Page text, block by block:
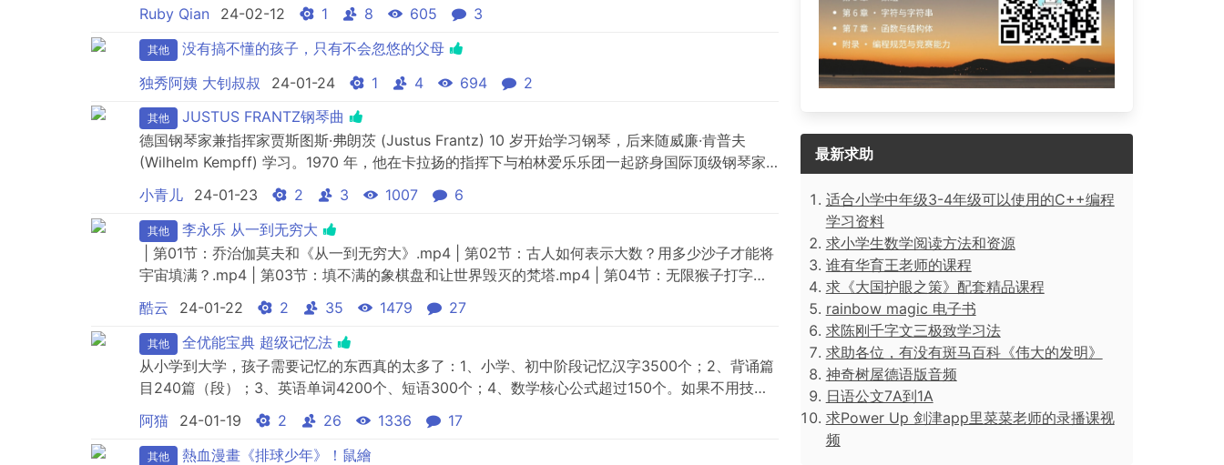
Ruby Qian
24-02-12 1 8 605 3
其他
没有搞不懂的孩子，只有不会忽悠的父母
独秀阿姨 大钊叔叔
24-01-24 1 4 694 2
其他
JUSTUS FRANTZ钢琴曲
德国钢琴家兼指挥家贾斯图斯·弗朗茨 (Justus Frantz) 10 岁开始学习钢琴，后来随威廉·肯普夫
(Wilhelm Kempff) 学习。1970 年，他在卡拉扬的指挥下与柏林爱乐乐团一起跻身国际顶级钢琴家
之列。1975年，他在美国首演音乐会上与伯恩斯坦（Leonard Bernstein）指挥的纽约爱乐乐团合
作，两人还成为终生挚友。 与他合作过的其他指挥家包括卡洛·玛丽亚·朱利尼和鲁...
小青儿 24-01-23 2 3 1007 6
其他
李永乐 从一到无穷大
| 第01节：乔治伽莫夫和《从一到无穷大》.mp4 | 第02节：古人如何表示大数？用多少沙子才能将
宇宙填满？.mp4 | 第03节：填不满的象棋盘和让世界毁灭的梵塔.mp4 | 第04节：无限猴子打字
机.mp4 | 第05节：神奇的希尔伯特旅店.mp4 | 第06节：直线上的点和平面上的点哪个多？.mp4 |
第07节：什么...
酷云 24-01-22 2 35 1479 27
其他
全优能宝典 超级记忆法
从小学到大学，孩子需要记忆的东西真的太多了：1、小学、初中阶段记忆汉字3500个；2、背诵篇
目240篇（段）；3、英语单词4200个、短语300个；4、数学核心公式超过150个。如果不用技
巧，孩子很难记住这些庞大的知识点。 你的孩子是不是正在经历这些：记不住古诗、课文、文言
文……花费好长时间背，一考试全忘了！记不牢英语单词、短语边背边忘，记得慢，真正记住的没几
个！记不准公式、方程式，明明背过了，...
阿猫 24-01-19 2 26 1336 17
其他
熱血漫畫《排球少年》！鼠繪
最新求助
适合小学中年级3-4年级可以使用的C++编程
学习资料
求小学生数学阅读方法和资源
谁有华育王老师的课程
求《大国护眼之策》配套精品课程
rainbow magic 电子书
求陈刚千字文三极致学习法
求助各位，有没有斑马百科《伟大的发明》
神奇树屋德语版音频
日语公文7A到1A
求Power Up 剑津app里菜菜老师的录播课视
频